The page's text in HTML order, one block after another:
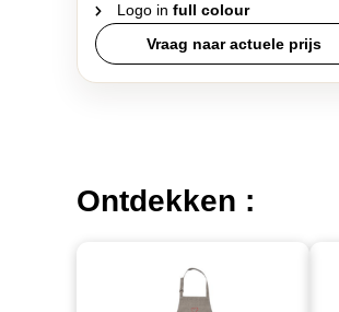
Logo in full colour
Vraag naar actuele prijs
Ontdekken :